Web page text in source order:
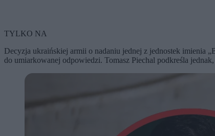
TYLKO NA
Decyzja ukraińskiej armii o nadaniu jednej z jednostek imienia
do umiarkowanej odpowiedzi. Tomasz Piechal podkreśla